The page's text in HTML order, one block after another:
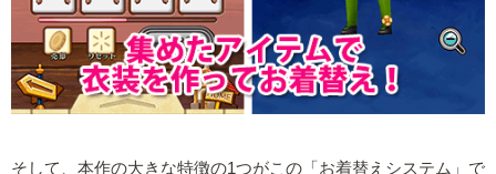
そして、本作の大きな特徴の1つがこの「お着替えシステム」で